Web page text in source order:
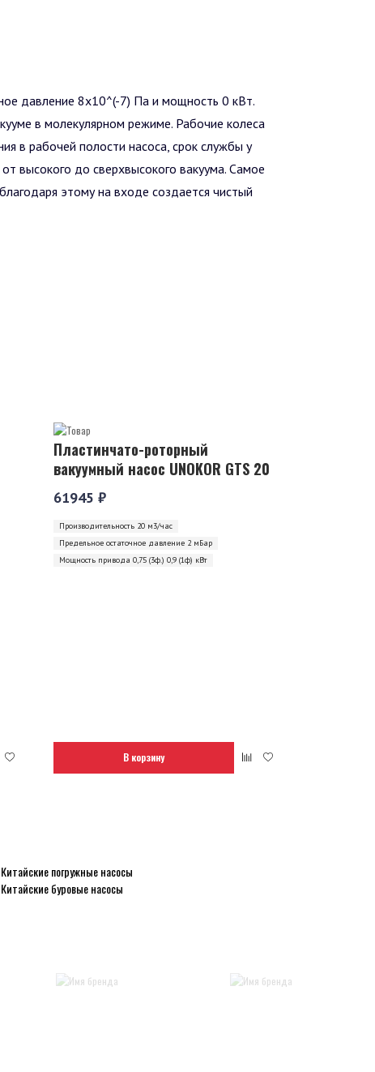
давление 8x10^(-7) Па и мощность 0 кВт.
в молекулярном режиме. Рабочие колеса
в рабочей полости насоса, срок службы у
высокого до сверхвысокого вакуума. Самое
этому на входе создается чистый
Пластинчато-роторный
вакуумный насос UNOKOR GTS 20
61945 ₽
Производительность 20 м3/час
Предельное остаточное давление 2 мБар
Мощность привода 0,75 (3ф.) 0,9 (1ф) кВт
В корзину
Китайские погружные насосы
Китайские буровые насосы